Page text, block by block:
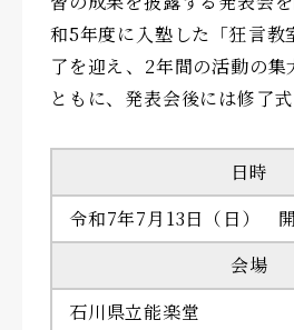
和5年度に入塾した「狂言教
了を迎え、2年間の活動の集
ともに、発表会後には修了式
日時
令和7年7月13日（日）
会場
石川県立能楽堂